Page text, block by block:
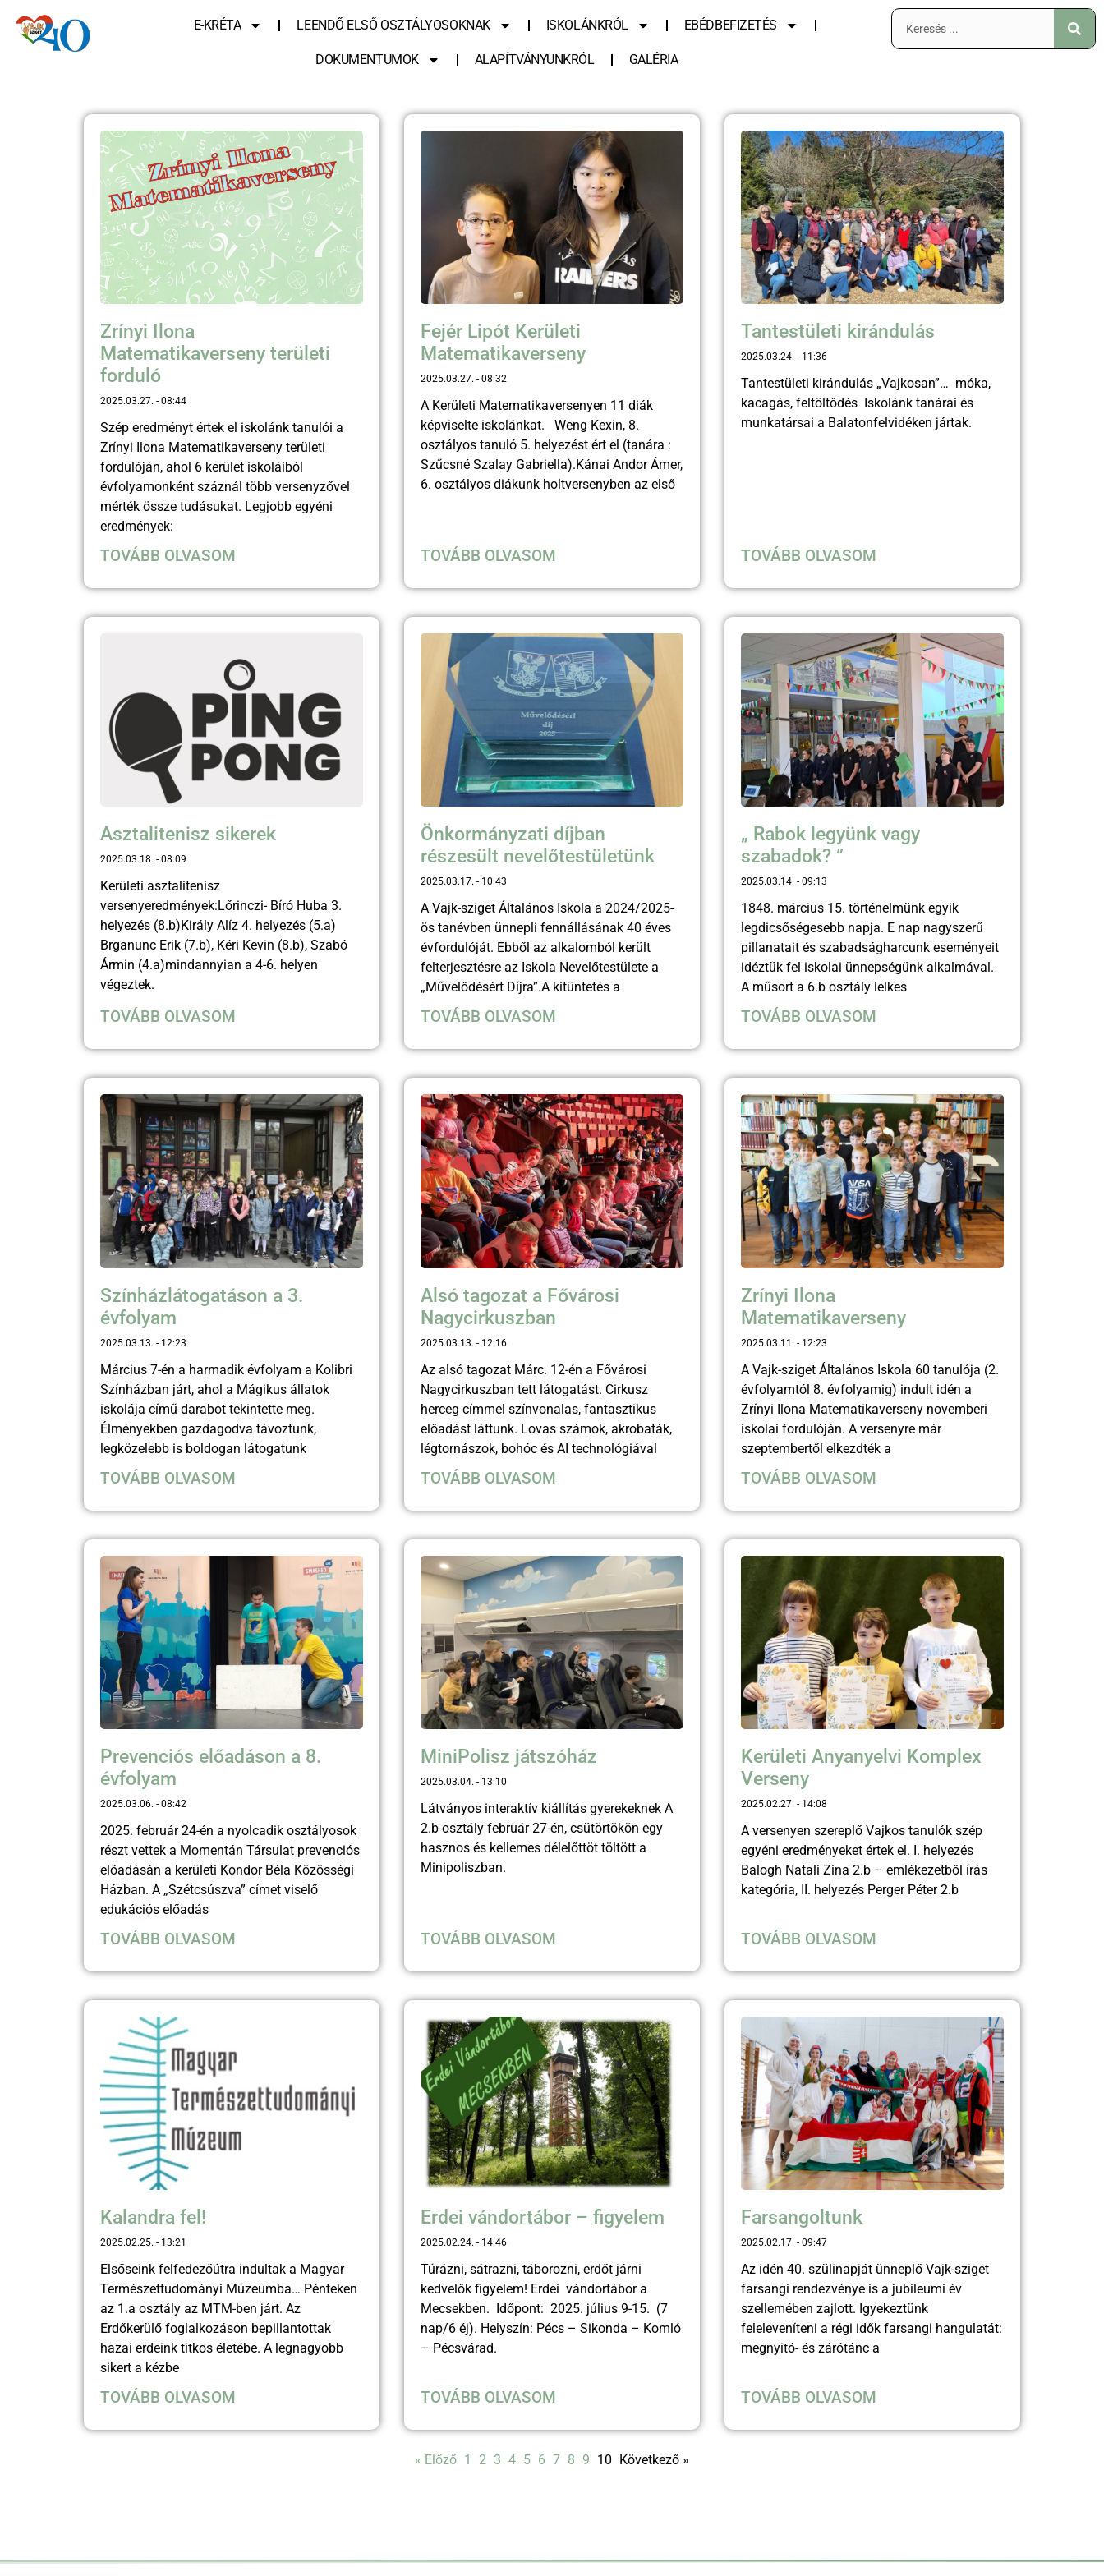
E-KRÉTA LEENDŐ ELSŐ OSZTÁLYOSOKNAK ISKOLÁNKRÓL EBÉDBEFIZETÉS
DOKUMENTUMOK ALAPÍTVÁNYUNKRÓL GALÉRIA
Zrínyi Ilona
Matematikaverseny területi
forduló
2025.03.27. 08:44
Szép eredményt értek el iskolánk tanulói a
Zrínyi Ilona Matematikaverseny területi
fordulóján, ahol 6 kerület iskoláiból
évfolyamonként száznál több versenyzővel
mérték össze tudásukat. Legjobb egyéni
eredmények:
TOVÁBB OLVASOM
Fejér Lipót Kerületi
Matematikaverseny
2025.03.27. 08:32
A Kerületi Matematikaversenyen 11 diák
képviselte iskolánkat. Weng Kexin, 8.
osztályos tanuló 5. helyezést ért el (tanára :
Szűcsné Szalay Gabriella).Kánai Andor Ámer,
6. osztályos diákunk holtversenyben az első
TOVÁBB OLVASOM
Tantestületi kirándulás
2025.03.24. 11:36
Tantestületi kirándulás „Vajkosan”… móka,
kacagás, feltöltődés Iskolánk tanárai és
munkatársai a Balatonfelvidéken jártak.
TOVÁBB OLVASOM
Asztalitenisz sikerek
2025.03.18. 08:09
Kerületi asztalitenisz
versenyeredmények:Lőrinczi- Bíró Huba 3.
helyezés (8.b)Király Alíz 4. helyezés (5.a)
Brganunc Erik (7.b), Kéri Kevin (8.b), Szabó
Ármin (4.a)mindannyian a 4-6. helyen
végeztek.
TOVÁBB OLVASOM
Önkormányzati díjban
részesült nevelőtestületünk
2025.03.17. 10:43
A Vajk-sziget Általános Iskola a 2024/2025-
ös tanévben ünnepli fennállásának 40 éves
évfordulóját. Ebből az alkalomból került
felterjesztésre az Iskola Nevelőtestülete a
„Művelődésért Díjra”.A kitüntetés a
TOVÁBB OLVASOM
„ Rabok legyünk vagy
szabadok? ”
2025.03.14. 09:13
1848. március 15. történelmünk egyik
legdicsőségesebb napja. E nap nagyszerű
pillanatait és szabadságharcunk eseményeit
idéztük fel iskolai ünnepségünk alkalmával.
A műsort a 6.b osztály lelkes
TOVÁBB OLVASOM
Színházlátogatáson a 3.
évfolyam
2025.03.13. 12:23
Március 7-én a harmadik évfolyam a Kolibri
Színházban járt, ahol a Mágikus állatok
iskolája című darabot tekintette meg.
Élményekben gazdagodva távoztunk,
legközelebb is boldogan látogatunk
TOVÁBB OLVASOM
Alsó tagozat a Fővárosi
Nagycirkuszban
2025.03.13. 12:16
Az alsó tagozat Márc. 12-én a Fővárosi
Nagycirkuszban tett látogatást. Cirkusz
herceg címmel színvonalas, fantasztikus
előadást láttunk. Lovas számok, akrobaták,
légtornászok, bohóc és AI technológiával
TOVÁBB OLVASOM
Zrínyi Ilona
Matematikaverseny
2025.03.11. 12:23
A Vajk-sziget Általános Iskola 60 tanulója (2.
évfolyamtól 8. évfolyamig) indult idén a
Zrínyi Ilona Matematikaverseny novemberi
iskolai fordulóján. A versenyre már
szeptembertől elkezdték a
TOVÁBB OLVASOM
Prevenciós előadáson a 8.
évfolyam
2025.03.06. 08:42
2025. február 24-én a nyolcadik osztályosok
részt vettek a Momentán Társulat prevenciós
előadásán a kerületi Kondor Béla Közösségi
Házban. A „Szétcsúszva” címet viselő
edukációs előadás
TOVÁBB OLVASOM
MiniPolisz játszóház
2025.03.04. 13:10
Látványos interaktív kiállítás gyerekeknek A
2.b osztály február 27-én, csütörtökön egy
hasznos és kellemes délelőttöt töltött a
Minipoliszban.
TOVÁBB OLVASOM
Kerületi Anyanyelvi Komplex
Verseny
2025.02.27. 14:08
A versenyen szereplő Vajkos tanulók szép
egyéni eredményeket értek el. I. helyezés
Balogh Natali Zina 2.b – emlékezetből írás
kategória, II. helyezés Perger Péter 2.b
TOVÁBB OLVASOM
Kalandra fel!
2025.02.25. 13:21
Elsőseink felfedezőútra indultak a Magyar
Természettudományi Múzeumba… Pénteken
az 1.a osztály az MTM-ben járt. Az
Erdőkerülő foglalkozáson bepillantottak
hazai erdeink titkos életébe. A legnagyobb
sikert a kézbe
TOVÁBB OLVASOM
Erdei vándortábor – figyelem
2025.02.24. 14:46
Túrázni, sátrazni, táborozni, erdőt járni
kedvelők figyelem! Erdei vándortábor a
Mecsekben. Időpont: 2025. július 9-15. (7
nap/6 éj). Helyszín: Pécs – Sikonda – Komló
– Pécsvárad.
TOVÁBB OLVASOM
Farsangoltunk
2025.02.17. 09:47
Az idén 40. szülinapját ünneplő Vajk-sziget
farsangi rendezvénye is a jubileumi év
szellemében zajlott. Igyekeztünk
feleleveníteni a régi idők farsangi hangulatát:
megnyitó- és zárótánc a
TOVÁBB OLVASOM
« Előző 1 2 3 4 5 6 7 8 9 10 Következő »